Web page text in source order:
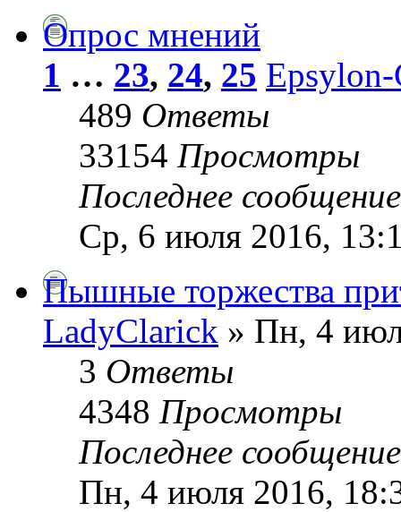
Опрос мнений
1 … 23, 24, 25
489 Ответы
33154 Просмотры
Последнее
Ср, 6 июля 2016,
Пышные торжества
LadyClarick » Пн, 4
3 Ответы
4348 Просмотры
Последнее
Пн, 4 июля 2016,